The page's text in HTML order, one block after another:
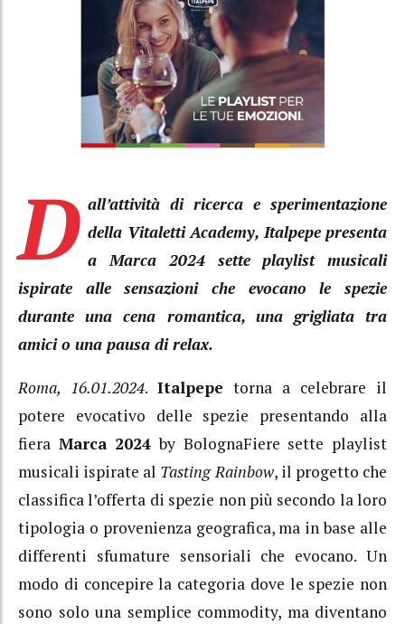
D all’attività di ricerca e sperimentazione
della Vitaletti Academy, Italpepe presenta
a Marca 2024 sette playlist musicali
ispirate alle sensazioni che evocano le spezie
durante una cena romantica, una grigliata tra
amici o una pausa di relax.
Roma, 16.01.2024. Italpepe torna a celebrare il
potere evocativo delle spezie presentando alla
fiera Marca 2024 by BolognaFiere sette playlist
musicali ispirate al Tasting Rainbow, il progetto che
classifica l’offerta di spezie non più secondo la loro
tipologia o provenienza geografica, ma in base alle
differenti sfumature sensoriali che evocano. Un
modo di concepire la categoria dove le spezie non
sono solo una semplice commodity, ma diventano